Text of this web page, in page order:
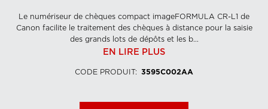
Le numériseur de chèques compact imageFORMULA CR-L1 de
Canon facilite le traitement des chèques à distance pour la saisie
des grands lots de dépôts et les b...
EN LIRE PLUS
CODE PRODUIT: 3595C002AA